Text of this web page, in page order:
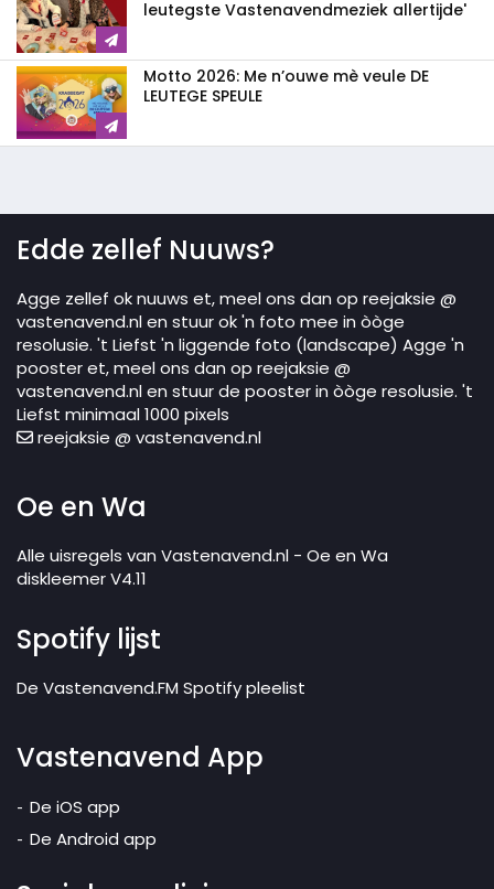
leutegste Vastenavendmeziek allertijde'
Motto 2026: Me n’ouwe mè veule DE
LEUTEGE SPEULE
Edde zellef Nuuws?
Agge zellef ok nuuws et, meel ons dan op reejaksie @
vastenavend.nl en stuur ok 'n foto mee in òòge
resolusie. 't Liefst 'n liggende foto (landscape) Agge 'n
pooster et, meel ons dan op reejaksie @
vastenavend.nl en stuur de pooster in òòge resolusie. 't
Liefst minimaal 1000 pixels
reejaksie @ vastenavend.nl
Oe en Wa
Alle uisregels van Vastenavend.nl - Oe en Wa
diskleemer V4.11
Spotify lijst
De Vastenavend.FM Spotify pleelist
Vastenavend App
De iOS app
De Android app